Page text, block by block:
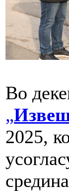
Во
„
2025,